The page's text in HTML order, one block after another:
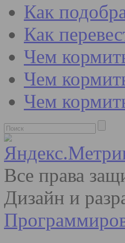
Как
Как
Чем
Чем
Чем
Все права
Дизайн и